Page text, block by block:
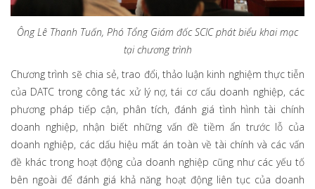
Ông Lê Thanh Tuấn, Phó Tổng Giám đốc SCIC phát biểu khai mạc
tạichương trình
Chương trình sẽ chia sẻ, trao đổi, thảo luận kinh nghiệm thực tiễn
của DATC trong công tác xử lý nợ, tái cơ cấu doanh nghiệp, các
phương pháp tiếp cận, phân tích, đánh giá tình hình tài chính
doanh nghiệp, nhận biết những vấn đề tiềm ẩn trước lỗ của
doanh nghiệp, các dấu hiệu mất án toàn về tài chính và các vấn
đề khác trong hoạt động của doanh nghiệp cũng như các yếu tố
bên ngoài để đánh giá khả năng hoạt động liên tục của doanh